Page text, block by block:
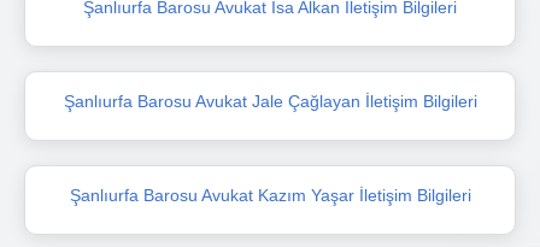
Şanlıurfa Barosu Avukat İsa Alkan İletişim Bilgileri
Şanlıurfa Barosu Avukat Jale Çağlayan İletişim Bilgileri
Şanlıurfa Barosu Avukat Kazım Yaşar İletişim Bilgileri